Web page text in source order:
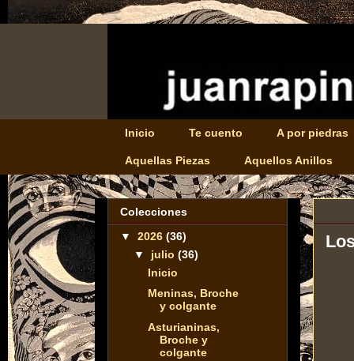
Inicio Te cuento A por piedras
Aquellas Piezas Aquellos Anillos
Colecciones
▼ 2026 (36)
▼ julio (36)
Inicio
Meninas, Broche
y colgante
Asturianinas,
Broche y
colgante